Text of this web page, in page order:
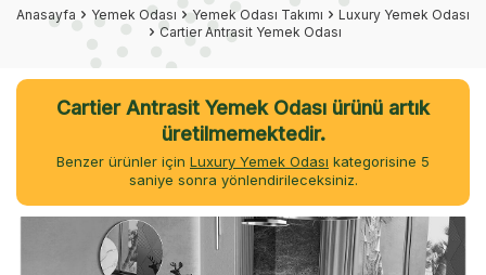
Anasayfa Yemek Odası Yemek Odası Takımı
Luxury Yemek Odası
Cartier Antrasit Yemek Odası
Cartier Antrasit Yemek Odası ürünü artık
üretilmemektedir.
Benzer ürünler için Luxury Yemek Odası kategorisine 5
saniye sonra yönlendirileceksiniz.